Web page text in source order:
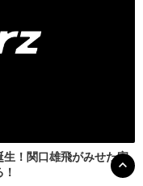
！関口雄飛がみせた完